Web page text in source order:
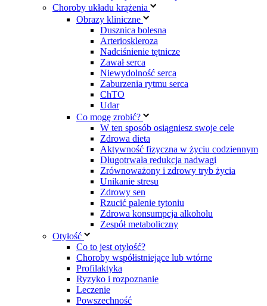
Choroby układu krążenia
Obrazy kliniczne
Dusznica bolesna
Arterioskleroza
Nadciśnienie tętnicze
Zawał serca
Niewydolność serca
Zaburzenia rytmu serca
ChTO
Udar
Co mogę zrobić?
W ten sposób osiągniesz swoje cele
Zdrowa dieta
Aktywność fizyczna w życiu codziennym
Długotrwała redukcja nadwagi
Zrównoważony i zdrowy tryb życia
Unikanie stresu
Zdrowy sen
Rzucić palenie tytoniu
Zdrowa konsumpcja alkoholu
Zespół metaboliczny
Otyłość
Co to jest otyłość?
Choroby współistniejące lub wtórne
Profilaktyka
Ryzyko i rozpoznanie
Leczenie
Powszechność